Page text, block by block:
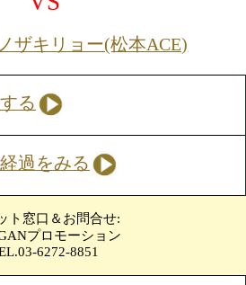
Sフェザー級4回戦
藤井 稔也(ナックルS)
VS
ロン ブンプルーク(タ